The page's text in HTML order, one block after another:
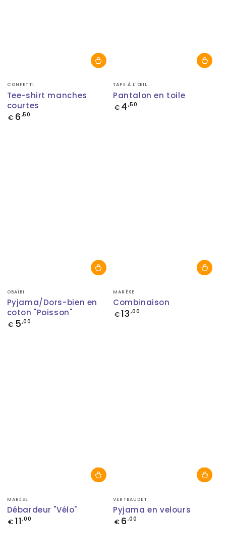
Fournisseur:
CONFETTI
Tee-shirt manches
courtes
Prix
€ 6 ,50
Fournisseur:
TAPE À L'ŒIL
Pantalon en toile
Prix
€ 4 ,50
Fournisseur:
OBAÏBI
Pyjama/Dors-bien en
coton "Poisson"
Prix
€ 5 ,00
Fournisseur:
MARÈSE
Combinaison
Prix
€13 ,00
Fournisseur:
MARÈSE
Débardeur "Vélo"
Prix
€ 11 ,00
Fournisseur:
VERTBAUDET
Pyjama en velours
Prix
€ 6 ,00